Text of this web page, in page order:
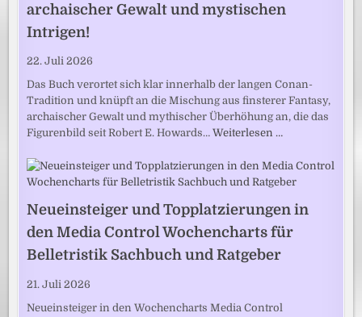
archaischer Gewalt und mystischen
Intrigen!
22. Juli 2026
Das Buch verortet sich klar innerhalb der langen Conan-
Tradition und knüpft an die Mischung aus finsterer Fantasy,
archaischer Gewalt und mythischer Überhöhung an, die das
Figurenbild seit Robert E. Howards…Weiterlesen …
Neueinsteiger und Topplatzierungen in
den Media Control Wochencharts für
Belletristik Sachbuch und Ratgeber
21. Juli 2026
Neueinsteiger in den Wochencharts Media Control